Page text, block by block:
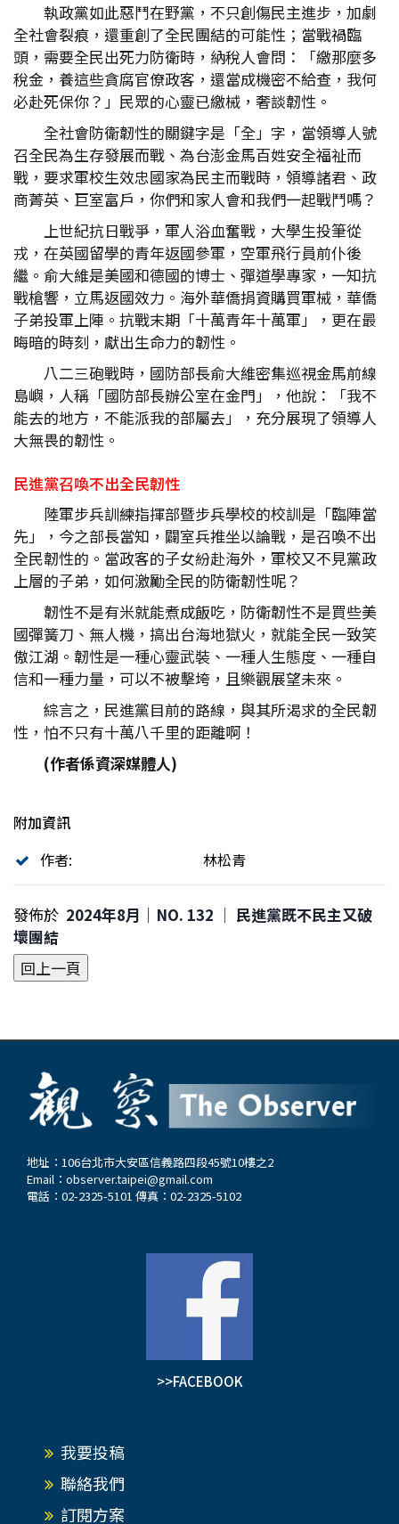
執政黨如此惡鬥在野黨，不只創傷民主進步，加劇
全社會裂痕，還重創了全民團結的可能性；當戰禍臨
頭，需要全民出死力防衛時，納稅人會問：「繳那麼多
稅金，養這些貪腐官僚政客，還當成機密不給查，我何
必赴死保你？」民眾的心靈已繳械，奢談韌性。
全社會防衛韌性的關鍵字是「全」字，當領導人號
召全民為生存發展而戰、為台澎金馬百姓安全福祉而
戰，要求軍校生效忠國家為民主而戰時，領導諸君、政
商菁英、巨室富戶，你們和家人會和我們一起戰鬥嗎？
上世紀抗日戰爭，軍人浴血奮戰，大學生投筆從
戎，在英國留學的青年返國參軍，空軍飛行員前仆後
繼。俞大維是美國和德國的博士、彈道學專家，一知抗
戰槍響，立馬返國效力。海外華僑捐資購買軍械，華僑
子弟投軍上陣。抗戰末期「十萬青年十萬軍」，更在最
晦暗的時刻，獻出生命力的韌性。
八二三砲戰時，國防部長俞大維密集巡視金馬前線
島嶼，人稱「國防部長辦公室在金門」，他說：「我不
能去的地方，不能派我的部屬去」，充分展現了領導人
大無畏的韌性。
民進黨召喚不出全民韌性
陸軍步兵訓練指揮部暨步兵學校的校訓是「臨陣當
先」，今之部長當知，闢室兵推坐以論戰，是召喚不出
全民韌性的。當政客的子女紛赴海外，軍校又不見黨政
上層的子弟，如何激勵全民的防衛韌性呢？
韌性不是有米就能煮成飯吃，防衛韌性不是買些美
國彈簧刀、無人機，搞出台海地獄火，就能全民一致笑
傲江湖。韌性是一種心靈武裝、一種人生態度、一種自
信和一種力量，可以不被擊垮，且樂觀展望未來。
綜言之，民進黨目前的路線，與其所渴求的全民韌
性，怕不只有十萬八千里的距離啊！
(作者係資深媒體人)
附加資訊
作者:
林松青
發佈於 2024年8月｜NO. 132 │ 民進黨既不民主又破
壞團結
地址：106台北市大安區信義路四段45號10樓之2
Email： observer.taipei@gmail.com
電話：02-2325-5101 傳真：02-2325-5102
>>FACEBOOK
我要投稿
聯絡我們
訂閱方案